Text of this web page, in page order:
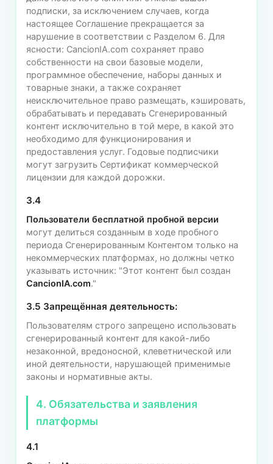
подписки, за исключением случаев, когда
настоящее Соглашение прекращается за
нарушение в соответствии с Разделом 6. Для
ясности: CancionIA.com сохраняет право
собственности на свои базовые модели,
программное обеспечение, наборы данных и
товарные знаки, а также сохраняет
неисключительное право размещать, кэшировать,
обрабатывать и передавать Сгенерированный
контент исключительно в той мере, в какой это
необходимо для функционирования и
предоставления услуг. Годовые подписчики
могут загрузить Сертификат коммерческой
лицензии для каждой дорожки.
3.4
Пользователи бесплатной пробной версии
могут делиться созданным в ходе пробного
периода Сгенерированным Контентом только на
некoммерческих платформах, но должны четко
указывать источник: "Этот контент был создан
CancionIA.com."
3.5 Запрещённая деятельность:
Пользователям строго запрещено использовать
сгенерированный контент для какой-либо
незаконной, вредоносной, клеветнической или
иной деятельности, нарушающей применимые
законы и нормативные акты.
4. Обязательства и заявления
платформы
4.1